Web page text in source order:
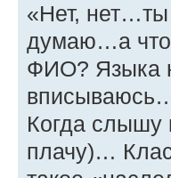
«Нет,
думаю…а что
ФИО? Языка
Когда слышу
плачу)…